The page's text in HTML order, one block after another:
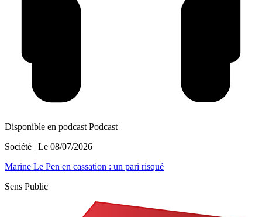
Disponible en podcast Podcast
Société | Le 08/07/2026
Marine Le Pen en cassation : un pari risqué
Sens Public